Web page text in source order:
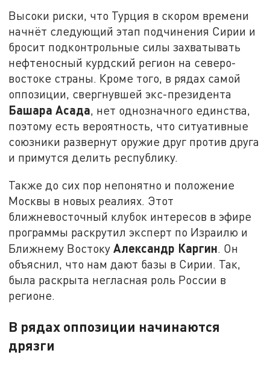
Высоки риски, что Турция в скором времени
начнёт следующий этап подчинения Сирии и
бросит подконтрольные силы захватывать
нефтеносный курдский регион на северо-
востоке страны. Кроме того, в рядах самой
оппозиции, свергнувшей экс-президента
Башара Асада, нет однозначного единства,
поэтому есть вероятность, что ситуативные
союзники развернут оружие друг против друга
и примутся делить республику.
Также до сих пор непонятно и положение
Москвы в новых реалиях. Этот
ближневосточный клубок интересов в эфире
программы раскрутил эксперт по Израилю и
Ближнему ВостокуАлександр Каргин. Он
объяснил, что нам дают базы в Сирии. Так,
была раскрыта негласная роль России в
регионе.
В рядах оппозиции начинаются
дрязги